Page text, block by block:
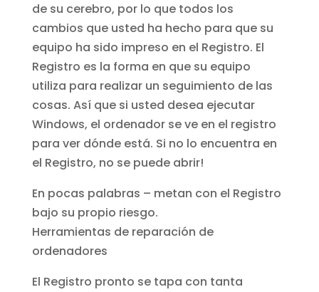
de su cerebro, por lo que todos los
cambios que usted ha hecho para que su
equipo ha sido impreso en el Registro. El
Registro es la forma en que su equipo
utiliza para realizar un seguimiento de las
cosas. Así que si usted desea ejecutar
Windows, el ordenador se ve en el registro
para ver dónde está. Si no lo encuentra en
el Registro, no se puede abrir!
En pocas palabras – metan con el Registro
bajo su propio riesgo.
Herramientas de reparación de
ordenadores
El Registro pronto se tapa con tanta